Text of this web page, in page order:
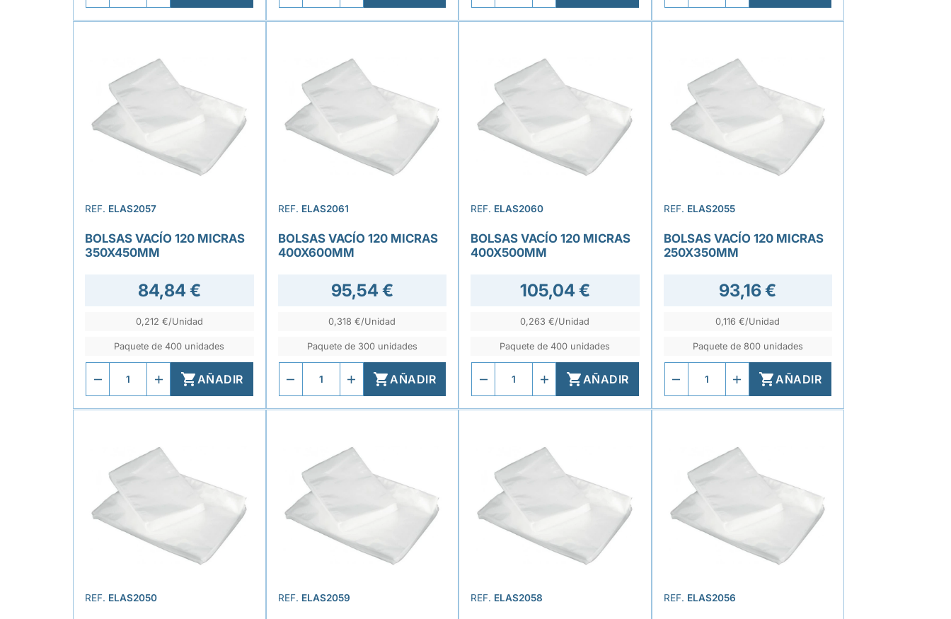
REF. ELAS2057
BOLSAS VACÍO 120 MICRAS
350X450MM
84,84 €
0,212 €/Unidad
Paquete de 400 unidades
AÑADIR
REF. ELAS2061
BOLSAS VACÍO 120 MICRAS
400X600MM
95,54 €
0,318 €/Unidad
Paquete de 300 unidades
AÑADIR
REF. ELAS2060
BOLSAS VACÍO 120 MICRAS
400X500MM
105,04 €
0,263 €/Unidad
Paquete de 400 unidades
AÑADIR
REF. ELAS2055
BOLSAS VACÍO 120 MICRAS
250X350MM
93,16 €
0,116 €/Unidad
Paquete de 800 unidades
AÑADIR
REF. ELAS2050 REF. ELAS2059 REF. ELAS2058 REF. ELAS2056